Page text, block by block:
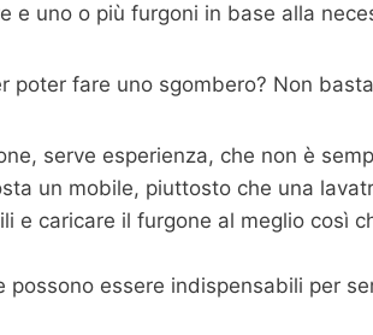
e uno o più furgoni in base alla
poter fare uno sgombero? Non
serve esperienza, che non è
un mobile, piuttosto che una
e caricare il furgone al meglio così
possono essere indispensabili per